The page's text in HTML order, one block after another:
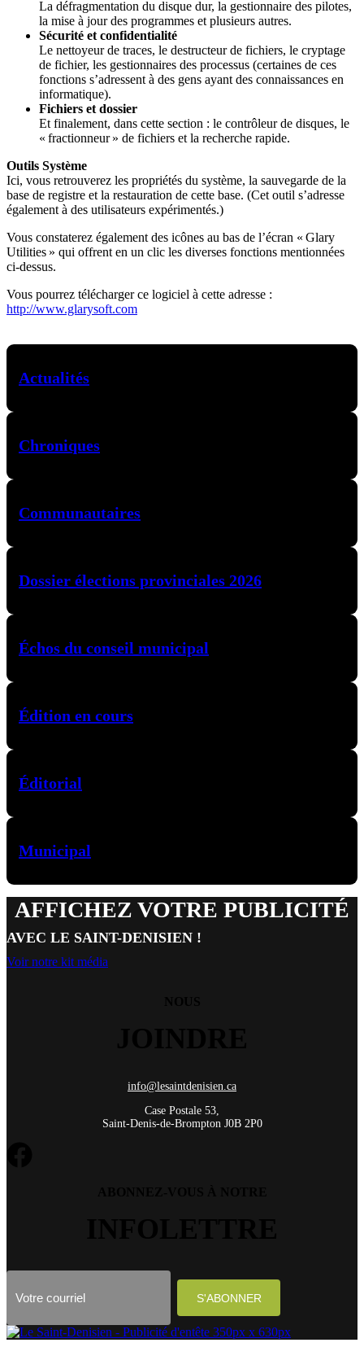
La défragmentation du disque dur, la gestionnaire des pilotes,
la mise à jour des programmes et plusieurs autres.
Sécurité et confidentialité
Le nettoyeur de traces, le destructeur de fichiers, le cryptage
de fichier, les gestionnaires des processus (certaines de ces
fonctions s’adressent à des gens ayant des connaissances en
informatique).
Fichiers et dossier
Et finalement, dans cette section : le contrôleur de disques, le
« fractionneur » de fichiers et la recherche rapide.
Outils Système
Ici, vous retrouverez les propriétés du système, la sauvegarde de la
base de registre et la restauration de cette base. (Cet outil s’adresse
également à des utilisateurs expérimentés.)
Vous constaterez également des icônes au bas de l’écran « Glary
Utilities » qui offrent en un clic les diverses fonctions mentionnées
ci-dessus.
Vous pourrez télécharger ce logiciel à cette adresse :
http://www.glarysoft.com
Actualités
Chroniques
Communautaires
Dossier élections provinciales 2026
Échos du conseil municipal
Édition en cours
Éditorial
Municipal
AFFICHEZ VOTRE PUBLICITÉ
AVEC LE SAINT-DENISIEN !
Voir notre kit média
info@lesaintdenisien.ca
Case Postale 53,
Saint-Denis-de-Brompton J0B 2P0